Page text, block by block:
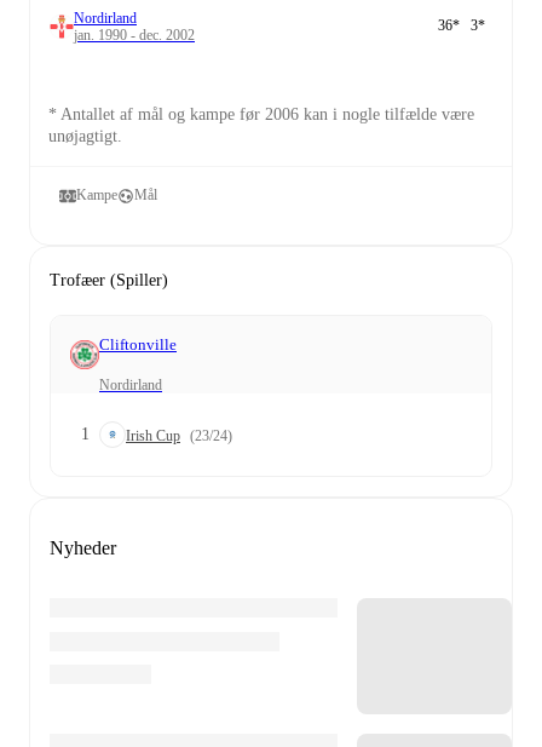
Nordirland
jan. 1990 - dec. 2002
36* 3*
* Antallet af mål og kampe før 2006 kan i nogle tilfælde være
unøjagtigt.
Kampe Mål
Trofæer (Spiller)
Cliftonville
Nordirland
1 Irish Cup (23/24)
Nyheder